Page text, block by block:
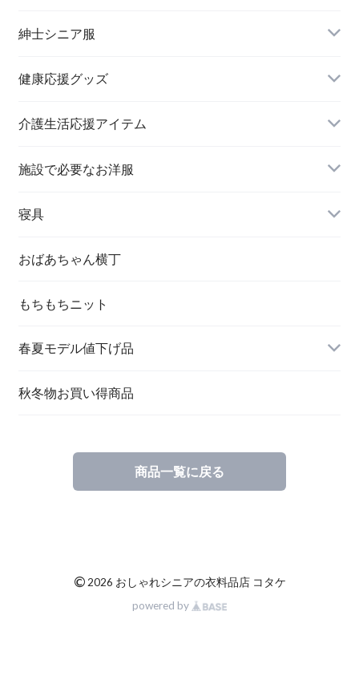
トップス
紳士シニア服
スラックス
健康応援グッズ
介護生活応援アイテム
施設で必要なお洋服
婦人 トップス
寝具
おばあちゃん横丁
もちもちニット
春夏モデル値下げ品
秋冬物お買い得商品
商品一覧に戻る
©2026 おしゃれシニアの衣料品店 コタケ
powered by